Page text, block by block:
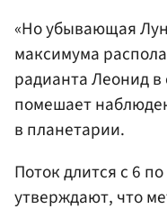
«Но убывающая
максимума
радианта Леонид
помешает
в планетарии.
Поток длится с 6
утверждают, что